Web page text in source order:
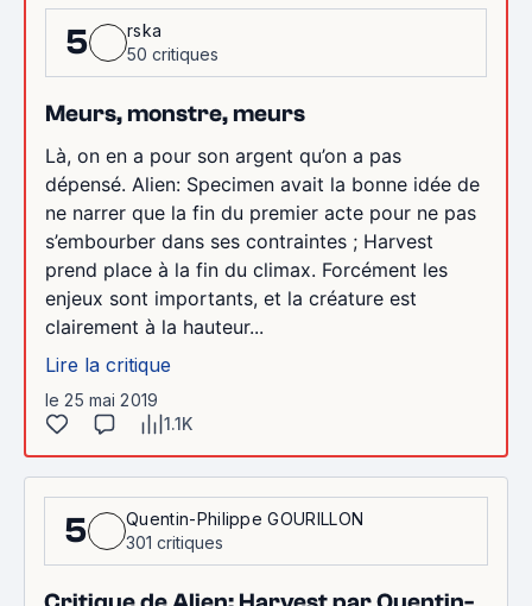
5
rska
50 critiques
Meurs, monstre, meurs
Là, on en a pour son argent qu’on a pas
dépensé. Alien: Specimen avait la bonne idée de
ne narrer que la fin du premier acte pour ne pas
s’embourber dans ses contraintes ; Harvest
prend place à la fin du climax. Forcément les
enjeux sont importants, et la créature est
clairement à la hauteur...
Lire la critique
le 25 mai 2019
1.1K
5
Quentin-Philippe GOURILLON
301 critiques